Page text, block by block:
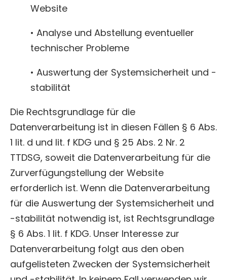
Website
• Analyse und Abstellung eventueller
technischer Probleme
• Auswertung der Systemsicherheit und -
stabilität
Die Rechtsgrundlage für die
Datenverarbeitung ist in diesen Fällen § 6 Abs.
1 lit. d und lit. f KDG und § 25 Abs. 2 Nr. 2
TTDSG, soweit die Datenverarbeitung für die
Zurverfügungstellung der Website
erforderlich ist. Wenn die Datenverarbeitung
für die Auswertung der Systemsicherheit und
-stabilität notwendig ist, ist Rechtsgrundlage
§ 6 Abs. 1 lit. f KDG. Unser Interesse zur
Datenverarbeitung folgt aus den oben
aufgelisteten Zwecken der Systemsicherheit